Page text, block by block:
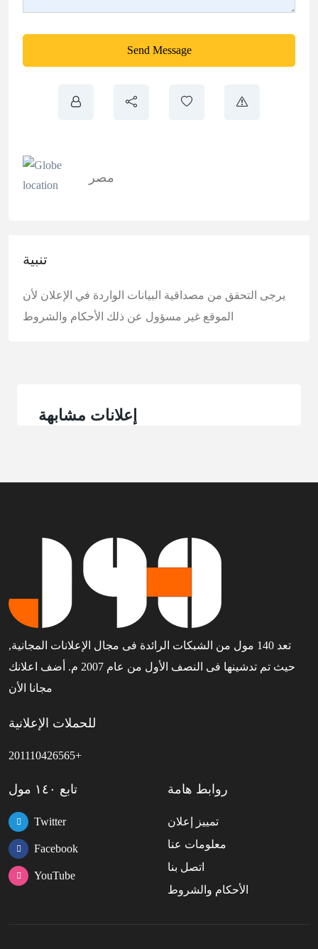
Send Message
مصر
تنبية
يرجى التحقق من مصداقية البيانات الواردة في الإعلان لأن
الموقع غير مسؤول عن ذلك الأحكام والشروط
إعلانات مشابهة
تعد 140 مول من الشبكات الرائدة فى مجال الإعلانات المجانية,
حيث تم تدشينها فى النصف الأول من عام 2007 م. أضف اعلانك
مجانا الأن
للحملات الإعلانية
201110426565+
تابع ١٤٠ مول
Twitter
Facebook
YouTube
روابط هامة
تمييز إعلان
معلومات عنا
اتصل بنا
الأحكام والشروط